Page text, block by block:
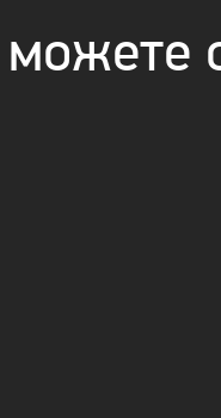
можете